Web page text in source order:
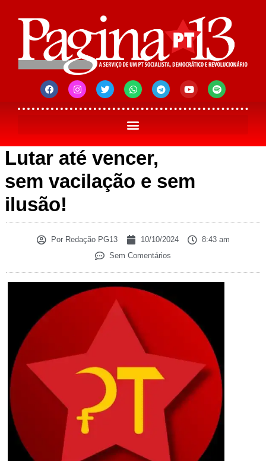
Lutar até vencer,
sem vacilação e sem
ilusão!
PorRedação PG13 10/10/2024
8:43 am
Sem Comentários